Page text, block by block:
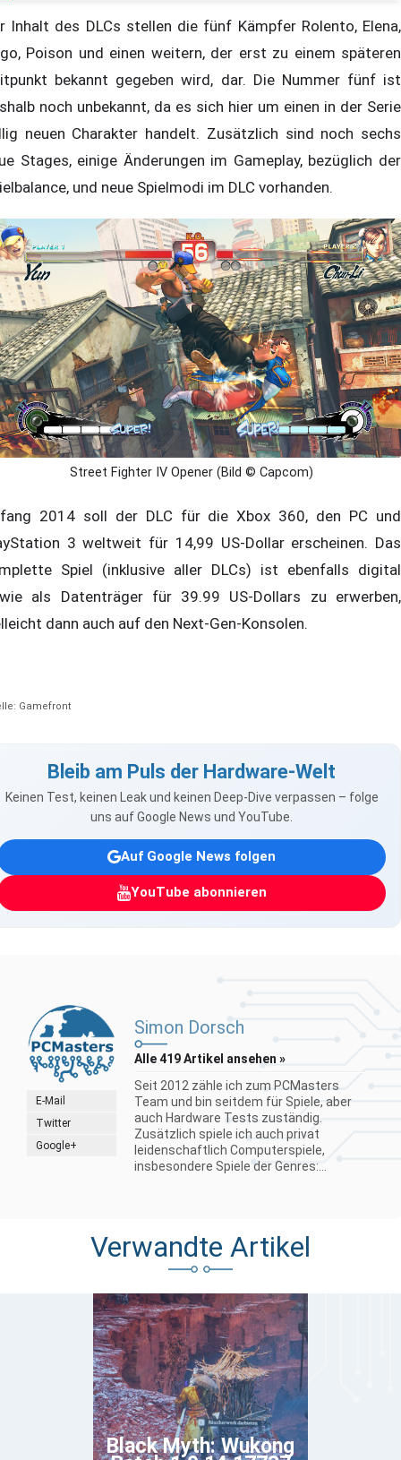
Inhalt des DLCs stellen die fünf Kämpfer Rolento, Elena,
Poison und einen weitern, der erst zu einem späteren
bekannt gegeben wird, dar. Die Nummer fünf ist
noch unbekannt, da es sich hier um einen in der Serie
neuen Charakter handelt. Zusätzlich sind noch sechs
Stages, einige Änderungen im Gameplay, bezüglich der
und neue Spielmodi im DLC vorhanden.
Street Fighter IV Opener (Bild © Capcom)
2014 soll der DLC für die Xbox 360, den PC und
3 weltweit für 14,99 US-Dollar erscheinen. Das
Spiel (inklusive aller DLCs) ist ebenfalls digital
als Datenträger für 39.99 US-Dollars zu erwerben,
dann auch auf den Next-Gen-Konsolen.
Gamefront
Bleib am Puls der Hardware-Welt
Keinen Test, keinen Leak und keinen Deep-Dive verpassen – folge
uns auf Google News und YouTube.
Auf Google News folgen
YouTube abonnieren
E-Mail
Twitter
Google+
Simon Dorsch
Alle 419 Artikel ansehen »
Seit 2012 zähle ich zum PCMasters
Team und bin seitdem für Spiele, aber
auch Hardware Tests zuständig.
Zusätzlich spiele ich auch privat
leidenschaftlich Computerspiele,
insbesondere Spiele der Genres:...
Verwandte Artikel
Black Myth: Wukong